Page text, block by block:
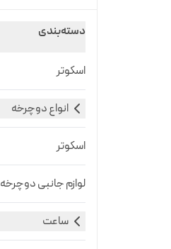
دسته‌بندی
اسکوتر
انواع دوچرخه
اسکوتر
لوازم جانبی دوچرخه
ساعت